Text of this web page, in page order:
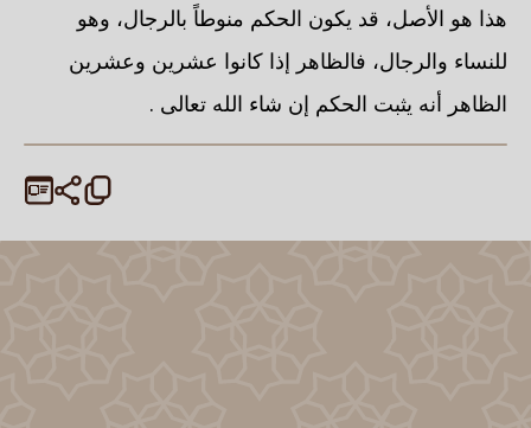
هذا هو الأصل، قد يكون الحكم منوطاً بالرجال، وهو
للنساء والرجال، فالظاهر إذا كانوا عشرين وعشرين
الظاهر أنه يثبت الحكم إن شاء الله تعالى .